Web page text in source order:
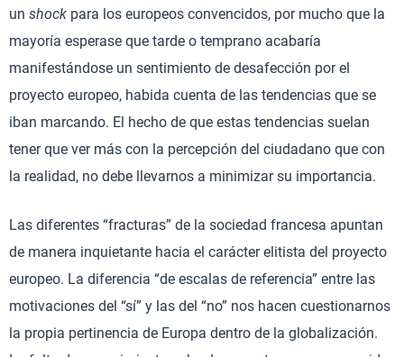
un shock para los europeos convencidos, por mucho que la
mayoría esperase que tarde o temprano acabaría
manifestándose un sentimiento de desafección por el
proyecto europeo, habida cuenta de las tendencias que se
iban marcando. El hecho de que estas tendencias suelan
tener que ver más con la percepción del ciudadano que con
la realidad, no debe llevarnos a minimizar su importancia.
Las diferentes “fracturas” de la sociedad francesa apuntan
de manera inquietante hacia el carácter elitista del proyecto
europeo. La diferencia “de escalas de referencia” entre las
motivaciones del “sí” y las del “no” nos hacen cuestionarnos
la propia pertinencia de Europa dentro de la globalización.